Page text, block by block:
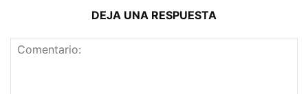
DEJA UNA RESPUESTA